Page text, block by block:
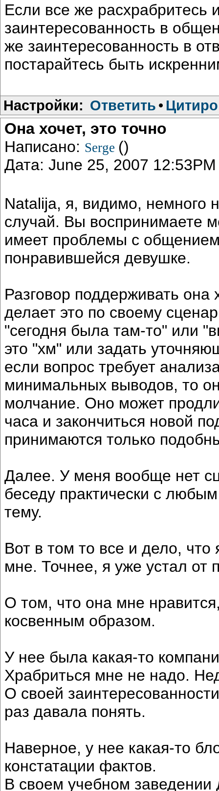
Если все же расхрабритесь
заинтересованность в
же заинтересованность в
постарайтесь быть
Настройки: Ответить •
Она хочет, это точно
Написано: Serge ()
Дата: June 25, 2007 12:53PM
Natalija, я, видимо, немного
случай. Вы воспринимаете
имеет проблемы с общением
понравившейся девушке.
Разговор поддерживать она
делает это по своему
"сегодня была там-то" или
это "хм" или задать
если вопрос требует
минимальных выводов, то
молчание. Оно может
часа и закончиться новой
принимаются только
Далее. У меня вообще нет
беседу практически с
тему.
Вот в том то все и дело,
мне. Точнее, я уже устал от
О том, что она мне
косвенным образом.
У нее была какая-то
Храбриться мне не надо.
О своей
раз давала понять.
Наверное, у нее какая-то
констатации фактов.
В своем учебном заведении